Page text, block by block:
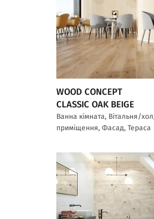
WOOD CONCEPT
CLASSIC OAK BEIGE
Ванна кімната, Вітальня/
приміщення, Фасад, Тераса